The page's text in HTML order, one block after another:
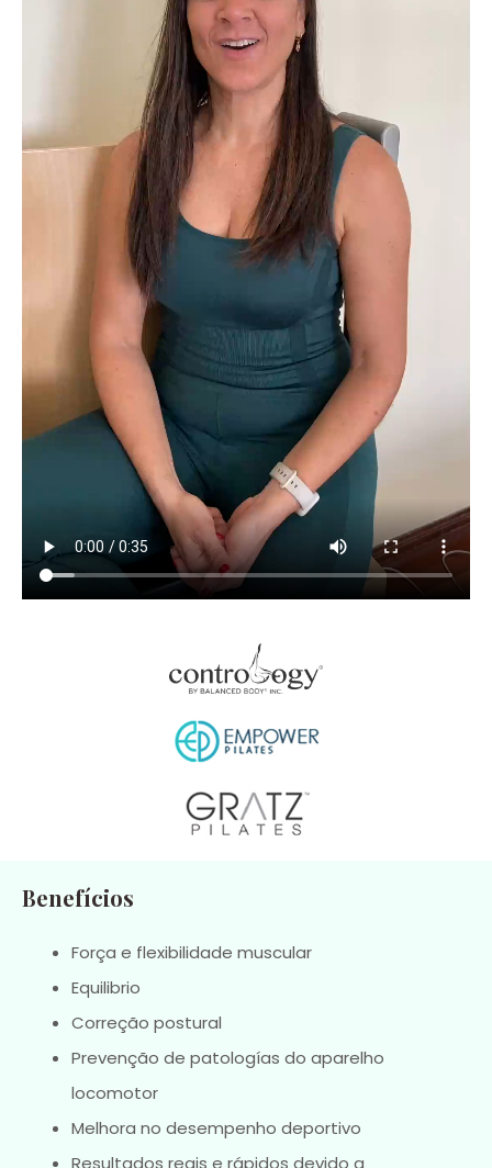
Benefícios
Força e flexibilidade muscular
Equilibrio
Correção postural
Prevenção de patologías do aparelho
locomotor
Melhora no desempenho deportivo
Resultados reais e rápidos devido a